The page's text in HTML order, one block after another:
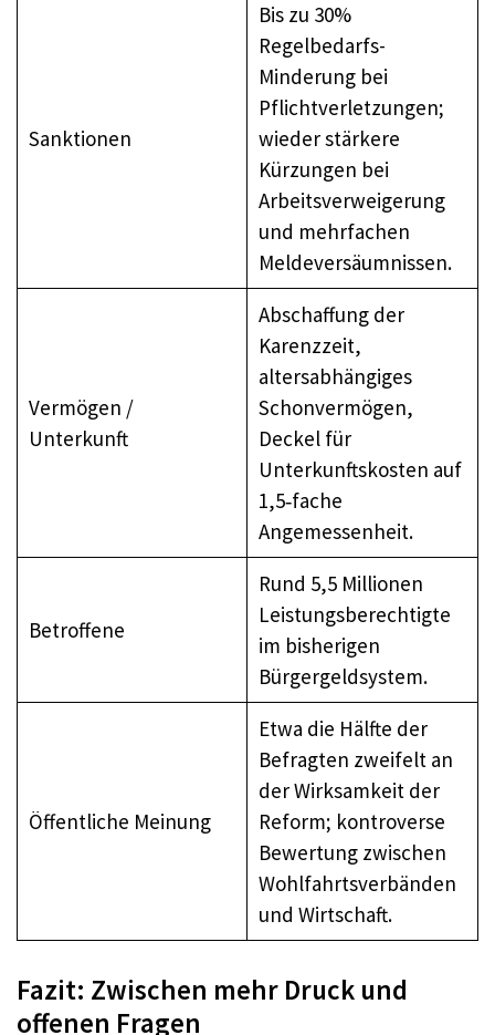
Sanktionen
Bis zu 30%
Regelbedarfs-
Minderung bei
Pflichtverletzungen;
wieder stärkere
Kürzungen bei
Arbeitsverweigerung
und mehrfachen
Meldeversäumnissen.
Vermögen /
Unterkunft
Abschaffung der
Karenzzeit,
altersabhängiges
Schonvermögen,
Deckel für
Unterkunftskosten auf
1,5‑fache
Angemessenheit.
Betroffene
Rund 5,5 Millionen
Leistungsberechtigte
im bisherigen
Bürgergeldsystem.
Öffentliche Meinung
Etwa die Hälfte der
Befragten zweifelt an
der Wirksamkeit der
Reform; kontroverse
Bewertung zwischen
Wohlfahrtsverbänden
und Wirtschaft.
Fazit: Zwischen mehr Druck und
offenen Fragen